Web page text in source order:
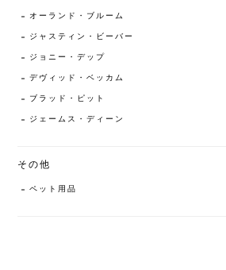
オーランド・ブルーム
ジャスティン・ビーバー
ジョニー・デップ
デヴィッド・ベッカム
ブラッド・ピット
ジェームス・ディーン
その他
ペット用品